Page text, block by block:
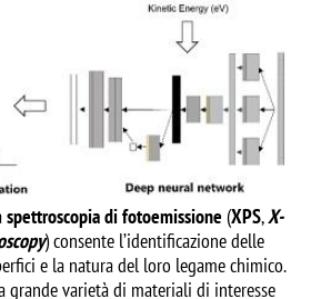
spettroscopia di fotoemissione (XPS,X-
) consente l’identificazione delle
e la natura del loro legame chimico.
grande varietà di materiali di interesse